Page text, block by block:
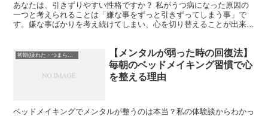
あなたは、引きずりやすい性格ですか？ 私がうつ病になった原因の
一つと考えられることは「嫌な事をずっと引きずってしまう事」で
す。嫌な事ばかりを考え続けてしまい、心を切り替えることが出来ず
【メンタルが弱った時の回復法】
毎朝のベッドメイキング習慣で心
を整える理由
ベッドメイキングでメンタルが整うのは本当？私の体験談からわかっ